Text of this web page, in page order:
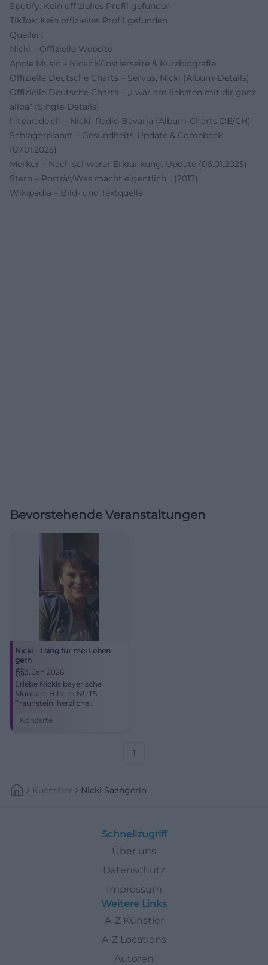
Spotify: Kein offizielles Profil gefunden
TikTok: Kein offizielles Profil gefunden
Quellen:
Nicki – Offizielle Website
Apple Music – Nicki: Künstlerseite & Kurzbiografie
Offizielle Deutsche Charts – Servus, Nicki (Album-Details)
Offizielle Deutsche Charts – „I wär am liabsten mit dir ganz
alloa“ (Single-Details)
hitparade.ch – Nicki: Radio Bavaria (Album-Charts DE/CH)
Schlagerplanet – Gesundheits-Update & Comeback
(07.01.2025)
Merkur – Nach schwerer Erkrankung: Update (06.01.2025)
Stern – Porträt/Was macht eigentlich… (2017)
Wikipedia – Bild- und Textquelle
Bevorstehende Veranstaltungen
Nicki – I sing für mei Leben
gern
3. Jan 2026
Erlebe Nickis bayerische
Mundart-Hits im NUTS
Traunstein: herzliche
echter Bayernpop. Sichere dir
Konzerte
1
Kuenstler Nicki Saengerin
Schnellzugriff
Über uns
Datenschutz
Impressum
Weitere Links
A-Z Künstler
A-Z Locations
Autoren